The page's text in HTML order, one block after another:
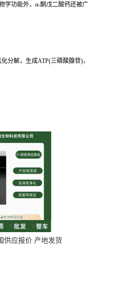
学功能外，α-酮戊二酸钙还被广
分解，生成ATP(三磷酸腺苷)，
供应报价 产地发货